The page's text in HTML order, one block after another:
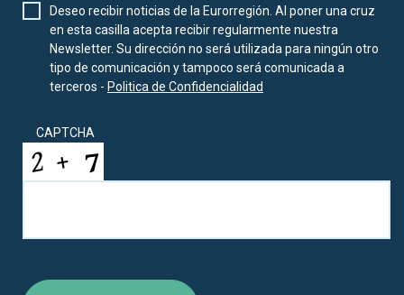
Deseo recibir noticias de la Eurorregión. Al poner una cruz
en esta casilla acepta recibir regularmente nuestra
Newsletter. Su dirección no será utilizada para ningún otro
tipo de comunicación y tampoco será comunicada a
terceros - Politica de Confidencialidad
CAPTCHA